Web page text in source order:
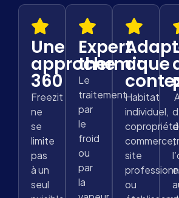
Une
approche
360
Freezit
ne
se
limite
pas
à un
seul
Expert
thermique
Le
traitement
par
le
froid
ou
par
la
au
Habitat
individuel,
commerce,
site
ou